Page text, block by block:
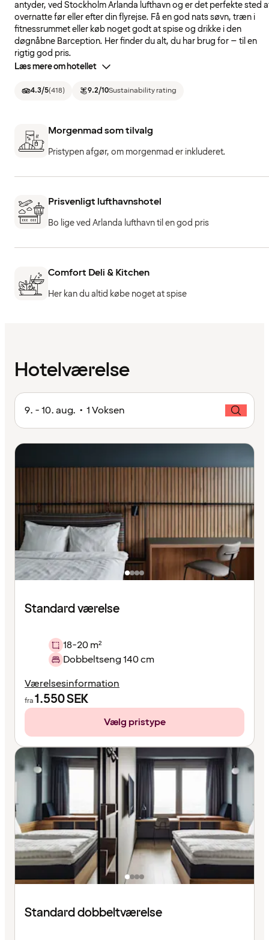
antyder, ved Stockholm Arlanda lufthavn og er det perfekte sted
overnatte før eller efter din flyrejse. Få en god nats søvn, træn i
fitnessrummet eller køb noget godt at spise og drikke i den
døgnåbne Barception. Her finder du alt, du har brug for – til en
rigtig god pris.
Læs mere om hotellet
4.3/5(418) 9.2/10Sustainability rating
Morgenmad som tilvalg
Pristypen afgør, om morgenmad er inkluderet.
Prisvenligt lufthavnshotel
Bo lige ved Arlanda lufthavn til en god pris
Comfort Deli & Kitchen
Her kan du altid købe noget at spise
Hotelværelse
9. - 10. aug. • 1 Voksen
Standard værelse
18-20 m²
Dobbeltseng 140 cm
Værelsesinformation
fra1.550SEK
Vælg pristype
Standard dobbeltværelse